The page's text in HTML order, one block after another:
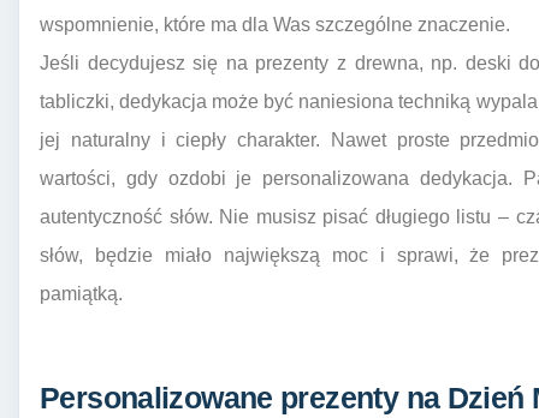
wspomnienie, które ma dla Was szczególne znaczenie.
Jeśli decydujesz się na prezenty z drewna, np. deski
tabliczki, dedykacja może być naniesiona techniką
jej naturalny i ciepły charakter. Nawet proste
wartości, gdy ozdobi je personalizowana dedykacja.
autentyczność słów. Nie musisz pisać długiego listu –
słów, będzie miało największą moc i sprawi, że
pamiątką.
Personalizowane prezenty na Dzień